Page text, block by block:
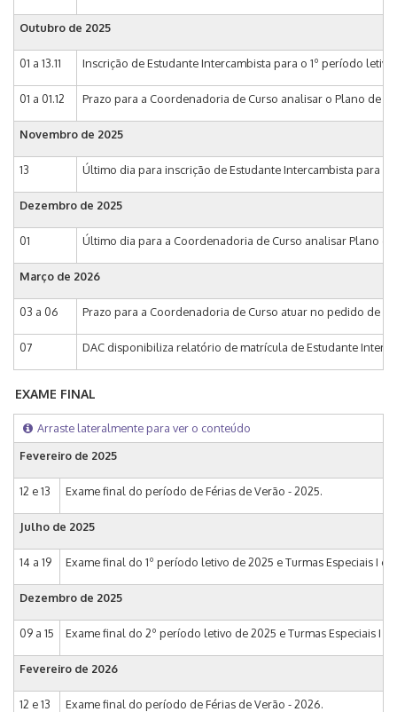
Outubro de 2025
01 a 13.11 Inscrição de Estudante Intercambista para o 1º período
01 a 01.12 Prazo para a Coordenadoria de Curso analisar o Plano de
Novembro de 2025
13 Último dia para inscrição de Estudante Intercambista para o
Dezembro de 2025
01 Último dia para a Coordenadoria de Curso analisar Plano
Março de 2026
03 a 06 Prazo para a Coordenadoria de Curso atuar no pedido de
07 DAC disponibiliza relatório de matrícula de Estudante
EXAME FINAL
Arraste lateralmente para ver o conteúdo
Fevereiro de 2025
12 e 13 Exame final do período de Férias de Verão - 2025.
Julho de 2025
14 a 19 Exame final do 1º período letivo de 2025 e Turmas Especiais I e II.
Dezembro de 2025
09 a 15 Exame final do 2º período letivo de 2025 e Turmas Especiais I e
Fevereiro de 2026
12 e 13 Exame final do período de Férias de Verão - 2026.